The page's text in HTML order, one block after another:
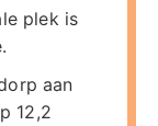
plek is
aan
12,2